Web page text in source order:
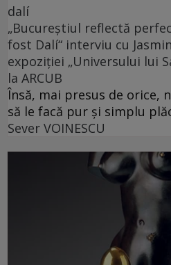
dalí
„Bucureștiul reflectă
fost Dalí“ interviu cu
expoziției „Universului lui
la ARCUB
Însă, mai presus de orice,
să le facă pur și simplu
Sever VOINESCU